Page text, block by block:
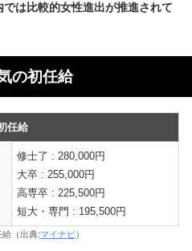
では比較的女性進出が推進されて
の初任給
任給
修士了 : 280,000円
大卒 : 255,000円
高専卒 : 225,500円
短大・専門 : 195,500円
給（出典:マイナビ）